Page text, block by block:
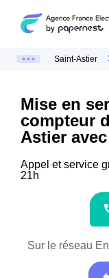
Saint-Astier